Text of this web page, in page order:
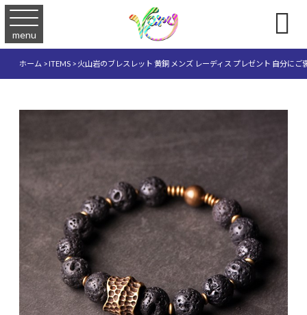
menu 
ホーム>ITEMS>火山岩のブレスレット 黄銅 メンズ レーディス プレゼント 自分にご